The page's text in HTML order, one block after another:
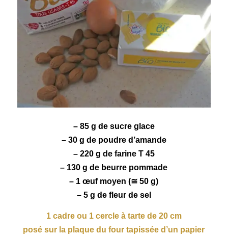
– 85 g de sucre glace
– 30 g de poudre d’amande
– 220 g de farine T 45
– 130 g de beurre pommade
– 1 œuf moyen (≅ 50 g)
– 5 g de fleur de sel
1 cadre ou 1 cercle à tarte de 20 cm
posé sur la plaque du four tapissée d’un papier